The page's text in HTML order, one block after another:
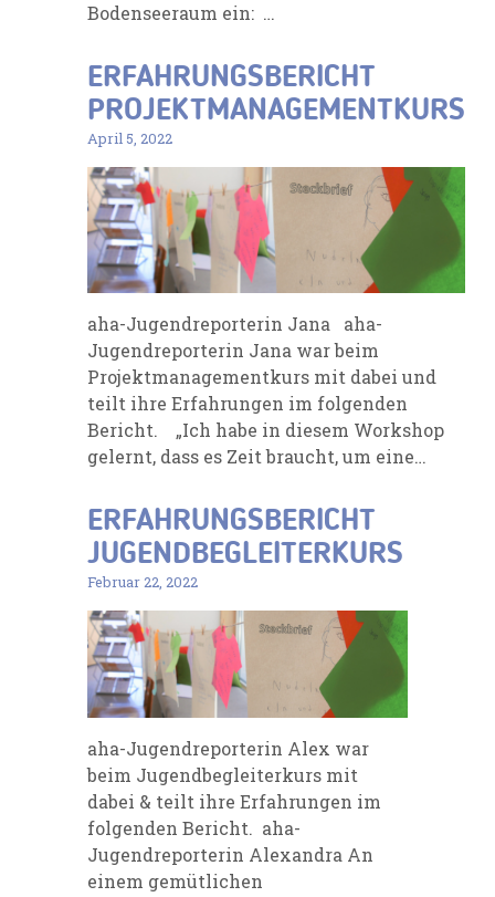
Bodenseeraum ein: …
ERFAHRUNGSBERICHT
PROJEKTMANAGEMENTKURS
April 5, 2022
aha-Jugendreporterin Jana aha-
Jugendreporterin Jana war beim
Projektmanagementkurs mit dabei und
teilt ihre Erfahrungen im folgenden
Bericht. „Ich habe in diesem Workshop
gelernt, dass es Zeit braucht, um eine…
ERFAHRUNGSBERICHT
JUGENDBEGLEITERKURS
Februar 22, 2022
aha-Jugendreporterin Alex war
beim Jugendbegleiterkurs mit
dabei & teilt ihre Erfahrungen im
folgenden Bericht. aha-
Jugendreporterin Alexandra An
einem gemütlichen